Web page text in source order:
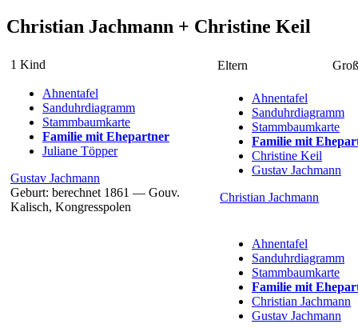
Christian Jachmann + Christine Keil
1 Kind
Ahnentafel
Sanduhrdiagramm
Stammbaumkarte
Familie mit Ehepartner
Juliane Töpper
Gustav Jachmann
Geburt: berechnet 1861 — Gouv.
Kalisch, Kongresspolen
Eltern
Ahnentafel
Sanduhrdiagramm
Stammbaumkarte
Familie mit
Christine Keil
Gustav Jachmann
Christian Jachmann
Ahnentafel
Sanduhrdiagramm
Stammbaumkarte
Familie mit
Christian Jachmann
Gustav Jachmann